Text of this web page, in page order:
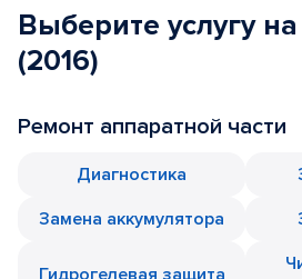
Выберите услугу
(2016)
Ремонт аппаратной части
Диагностика
Замена аккумулятора
Гидрогелевая защита